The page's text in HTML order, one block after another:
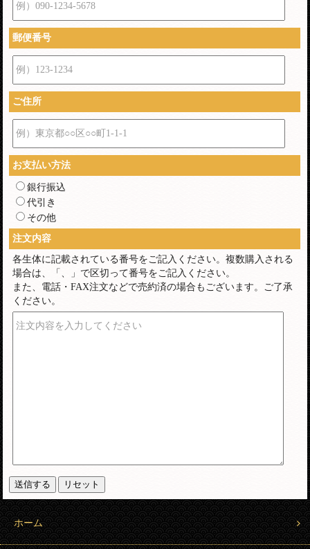
例）090-1234-5678
郵便番号
例）123-1234
ご住所
例）東京都○○区○○町1-1-1
お支払い方法
銀行振込
代引き
その他
注文内容
各生体に記載されている番号をご記入ください。複数購入される
場合は、「、」で区切って番号をご記入ください。
また、電話・FAX注文などで売約済の場合もございます。ご了承
ください。
注文内容を入力してください
ホーム